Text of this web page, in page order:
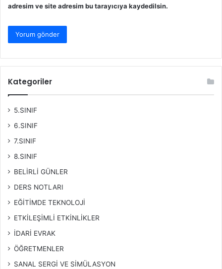
adresim ve site adresim bu tarayıcıya kaydedilsin.
Kategoriler
5.SINIF
6.SINIF
7.SINIF
8.SINIF
BELİRLİ GÜNLER
DERS NOTLARI
EĞİTİMDE TEKNOLOJİ
ETKİLEŞİMLİ ETKİNLİKLER
İDARİ EVRAK
ÖĞRETMENLER
SANAL SERGİ VE SİMÜLASYON